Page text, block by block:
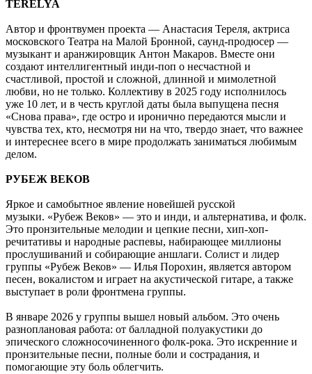
TERELYA
Автор и фронтвумен проекта — Анастасия Тереля, актриса
московского Театра на Малой Бронной, саунд-продюсер —
музыкант и аранжировщик Антон Макаров. Вместе они
создают интеллигентный инди-поп о несчастной и
счастливой, простой и сложной, длинной и мимолетной
любви, но не только. Коллективу в 2025 году исполнилось
уже 10 лет, и в честь круглой даты была выпущена песня
«Снова права», где остро и иронично передаются мысли и
чувства тех, кто, несмотря ни на что, твердо знает, что важнее
и интереснее всего в мире продолжать заниматься любимым
делом.
РУБЕЖ ВЕКОВ
Яркое и самобытное явление новейшей русской
музыки. «Рубеж Веков» — это и инди, и альтернатива, и фолк.
Это пронзительные мелодии и цепкие песни, хип-хоп-
речитативы и народные распевы, набирающее миллионы
прослушиваний и собирающие аншлаги. Солист и лидер
группы «Рубеж Веков» — Илья Порохин, является автором
песен, вокалистом и играет на акустической гитаре, а также
выступает в роли фронтмена группы.
В январе 2026 у группы вышел новый альбом. Это очень
разноплановая работа: от балладной полуакустики до
эпического сложносочиненного фолк-рока. Это искренние и
пронзительные песни, полные боли и сострадания, и
помогающие эту боль облегчить.